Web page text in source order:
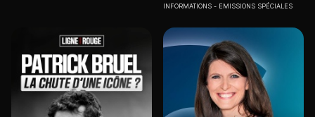
INFORMATIONS EMISSIONS SPÉCIALES